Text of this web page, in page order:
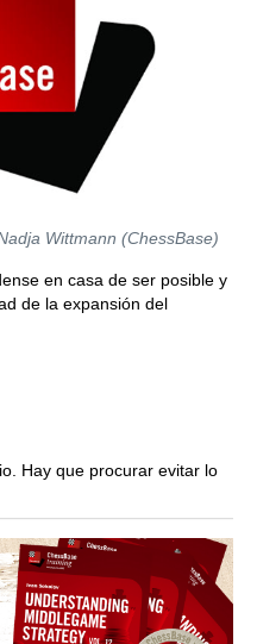
Wittmann (ChessBase)
en casa de ser posible y
de la expansión del
Hay que procurar evitar lo